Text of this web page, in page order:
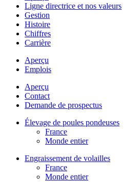
Ligne directrice et nos valeurs
Gestion
Histoire
Chiffres
Carrière
Aperçu
Emplois
Aperçu
Contact
Demande de prospectus
Élevage de poules pondeuses
France
Monde entier
Engraissement de volailles
France
Monde entier